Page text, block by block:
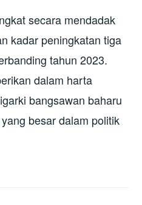
secara mendadak
kadar peningkatan tiga
tahun 2023.
dalam harta
bangsawan baharu
besar dalam politik